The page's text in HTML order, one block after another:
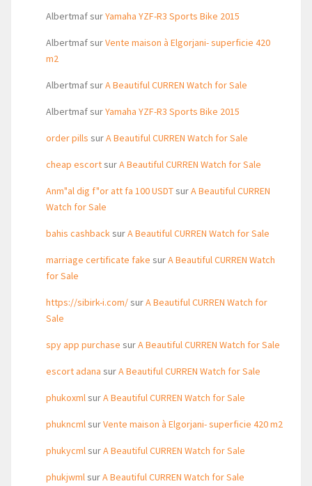
AlbertmafsurYamaha YZF-R3 Sports Bike 2015
AlbertmafsurVente maison à Elgorjani- superficie 420
m2
AlbertmafsurA Beautiful CURREN Watch for Sale
AlbertmafsurYamaha YZF-R3 Sports Bike 2015
order pills surA Beautiful CURREN Watch for Sale
cheap escortsurA Beautiful CURREN Watch for Sale
Anm"al dig f"or att fa 100 USDTsurA Beautiful CURREN
Watch for Sale
bahis cashbacksurA Beautiful CURREN Watch for Sale
marriage certificate fake surA Beautiful CURREN Watch
for Sale
https://sibirk-i.com/surA Beautiful CURREN Watch for
Sale
spy app purchase surA Beautiful CURREN Watch for Sale
escort adana surA Beautiful CURREN Watch for Sale
phukoxmlsurA Beautiful CURREN Watch for Sale
phukncmlsurVente maison à Elgorjani- superficie 420 m2
phukycmlsurA Beautiful CURREN Watch for Sale
phukjwmlsurA Beautiful CURREN Watch for Sale